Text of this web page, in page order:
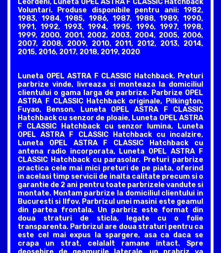
Leordeni, Luneta OPEL ASTRA F CLASSIC Hatchback
Voluntari. Produse disponibile pentru anii: 1982,
1983, 1984, 1985, 1986, 1987, 1988, 1989, 1990,
1991, 1992, 1993, 1994, 1995, 1996, 1997, 1998,
1999, 2000, 2001, 2002, 2003, 2004, 2005, 2006,
2007, 2008, 2009, 2010, 2011, 2012, 2013, 2014,
2015, 2016, 2017, 2018, 2019, 2020
Luneta OPEL ASTRA F CLASSIC Hatchback. Preturi
parbrize vinde, livreaza si monteaza la domiciliul
clientului o gama larga de parbrize. Parbrize OPEL
ASTRA F CLASSIC Hatchback originale, Pilkington,
Fuyao, Benson. Luneta OPEL ASTRA F CLASSIC
Hatchback cu senzor de ploaie, Luneta OPEL ASTRA
F CLASSIC Hatchback cu senzor lumina, Luneta
OPEL ASTRA F CLASSIC Hatchback cu incalzire,
Luneta OPEL ASTRA F CLASSIC Hatchback cu
antena radio incorporata, Luneta OPEL ASTRA F
CLASSIC Hatchback cu parasolar. Preturi parbrize
practica cele mai mici preturi de pe piata, oferind
in acelasi timp servicii de inalta calitate precum si o
garantie de 2 ani pentru toate parbrizele vandute si
montate. Montam parbrize la domiciliul clientului in
Bucuresti si Ilfov. Parbrizul unei masini este geamul
din partea frontala. Un parbriz este format din
doua straturi de sticla, legate cu o folie
transparenta. Parbrizul are doua straturi pentru ca
este cel mai expus la spargere, asa ca daca se
crapa un strat, celalalt ramane intact. Spre